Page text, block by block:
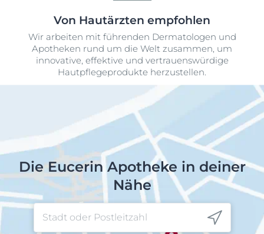
Von Hautärzten empfohlen
Wir arbeiten mit führenden Dermatologen und
Apotheken rund um die Welt zusammen, um
innovative, effektive und vertrauenswürdige
Hautpflegeprodukte herzustellen.
Die Eucerin Apotheke in deiner
Nähe